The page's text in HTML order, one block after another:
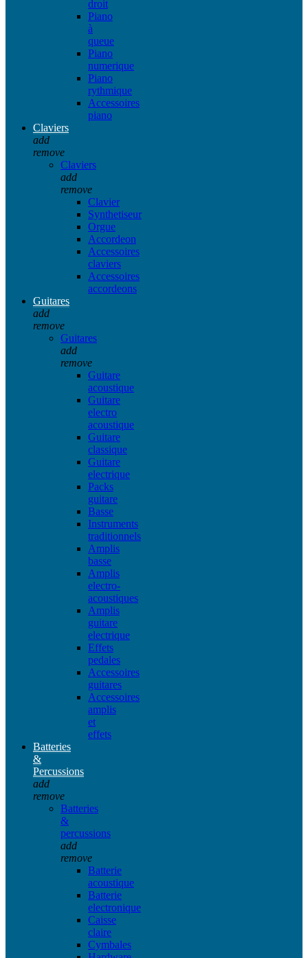
droit
Piano
à
queue
Piano
numerique
Piano
rythmique
Accessoires
piano
Claviers
add
remove
Claviers
add
remove
Clavier
Synthetiseur
Orgue
Accordeon
Accessoires
claviers
Accessoires
accordeons
Guitares
add
remove
Guitares
add
remove
Guitare
acoustique
Guitare
electro
acoustique
Guitare
classique
Guitare
electrique
Packs
guitare
Basse
Instruments
traditionnels
Amplis
basse
Amplis
electro-
acoustiques
Amplis
guitare
electrique
Effets
pedales
Accessoires
guitares
Accessoires
amplis
et
effets
Batteries
&
Percussions
add
remove
Batteries
&
percussions
add
remove
Batterie
acoustique
Batterie
electronique
Caisse
claire
Cymbales